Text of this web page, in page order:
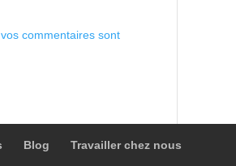
commentaires sont
Blog Travailler chez nous